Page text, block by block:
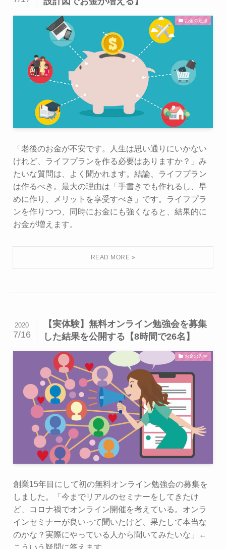
お金の勉強
「老後のお金が不安です。人生は思い通りにいかない
けれど、ライフプランを作る必要はありますか？」み
たいな質問は、よく聞かれます。結論、ライフプラン
は作るべき。最大の理由は「手書きでも作れるし、早
めに作り、メリットを享受すべき」です。ライフプラ
ンを作りつつ、同時にお金にも強くなると、結果的に
お金が増えます。
【実体験】無料オンライン勉強会を募集
した結果を公開する【8時間で26名】
2020
7/16
お金の先生
創業15年目にして初の無料オンライン勉強会の募集を
しました。「今までリアルのセミナーをしてきたけ
ど、コロナ禍でオンライン開催を考えている。オンラ
インセミナーが良いって聞いたけど、果たして本当な
のかな？実際にやっている人から聞いてみたいな」←
こういう疑問に答えます。